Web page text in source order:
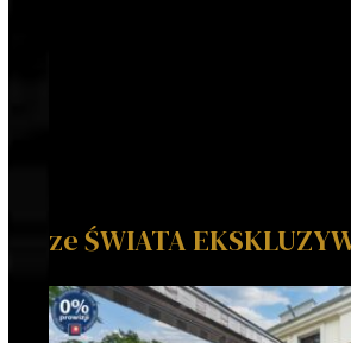
ze ŚWIATA